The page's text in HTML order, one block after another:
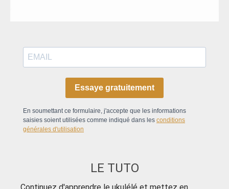
Essaye gratuitement
En soumettant ce formulaire, j'accepte que les informations
saisies soient utilisées comme indiqué dans les conditions
générales d'utilisation
LE TUTO
Continuez d'apprendre le ukulélé et mettez en